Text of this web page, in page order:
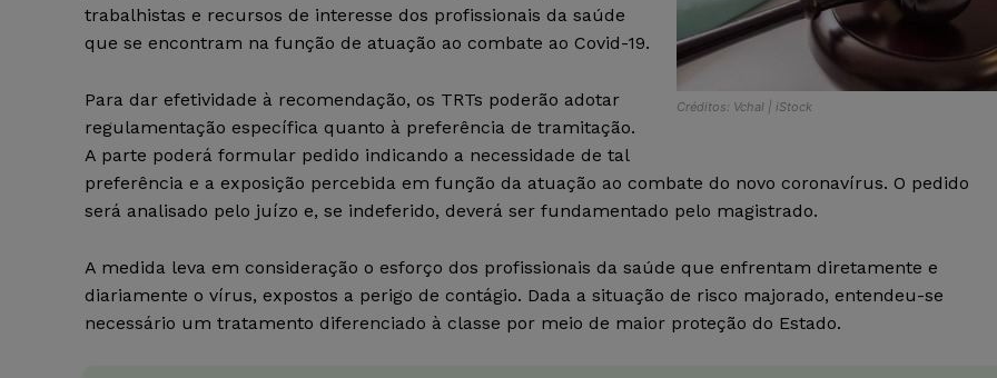
Créditos: Vchal | iStock
trabalhistas e recursos de interesse dos profissionais da saúde
que se encontram na função de atuação ao combate ao Covid-19.
Para dar efetividade à recomendação, os TRTs poderão adotar
regulamentação específica quanto à preferência de tramitação.
A parte poderá formular pedido indicando a necessidade de tal
preferência e a exposição percebida em função da atuação ao combate do novo coronavírus. O pedido
será analisado pelo juízo e, se indeferido, deverá ser fundamentado pelo magistrado.
A medida leva em consideração o esforço dos profissionais da saúde que enfrentam diretamente e
diariamente o vírus, expostos a perigo de contágio. Dada a situação de risco majorado, entendeu-se
necessário um tratamento diferenciado à classe por meio de maior proteção do Estado.